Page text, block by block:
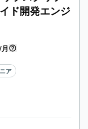
ド開発エンジ
ア